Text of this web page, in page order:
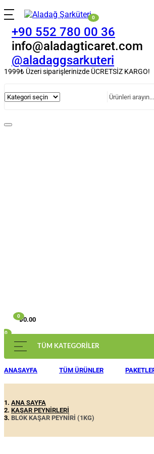
0
+90 552 780 00 36
info@aladagticaret.com
@aladaggsarkuteri
1999₺ Üzeri siparişlerinizde ÜCRETSİZ KARGO!
0₺0.00
0
TÜM KATEGORILER
ANASAYFA TÜM ÜRÜNLER
ANA SAYFA
KAŞAR PEYNIRLERI
BLOK KAŞAR PEYNIRI (1KG)